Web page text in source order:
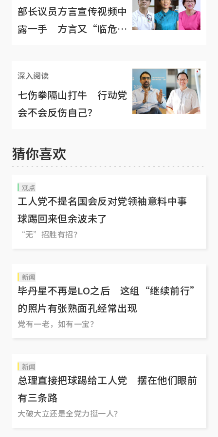
部长议员方言宣传视频中
露一手 方言又“临危受
深入阅读
七伤拳隔山打牛 行动党
会不会反伤自己？
猜你喜欢
观点
工人党不提名国会反对党领袖意料中事
球踢回来但余波未了
“无”招胜有招？
新闻
毕丹星不再是LO之后 这组“继续前行”
的照片有张熟面孔经常出现
党有一老，如有一宝？
新闻
总理直接把球踢给工人党 摆在他们眼前
有三条路
大破大立还是全党力挺一人？